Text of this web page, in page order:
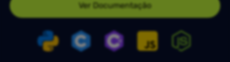
Ver Documentação